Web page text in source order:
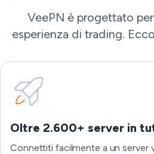
VeePN è progettato
esperienza di trading.
Oltre 2.600+ server in
Connettiti facilmente a un server